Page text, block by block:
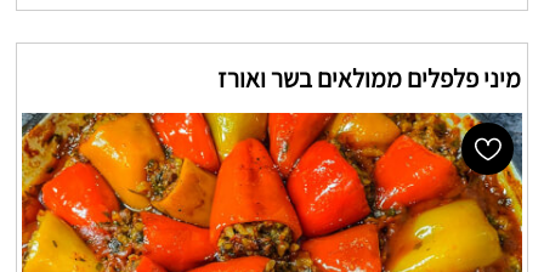
מיני פלפלים ממולאים בשר ואורז